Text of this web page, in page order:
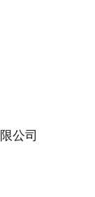
公司